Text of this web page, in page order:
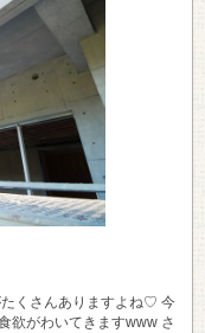
くさんありますよね♡ 今
欲がわいてきますwww さ